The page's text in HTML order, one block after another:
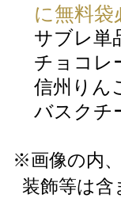
に無料
サブレ単
チョコレ
信州りん
バスクチ
※画像の内
装飾等は含